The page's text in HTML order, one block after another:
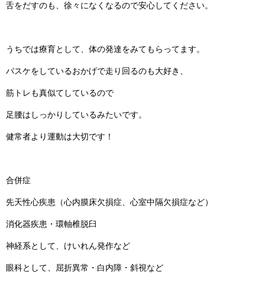
舌をだすのも、徐々になくなるので安心してください。
うちでは療育として、体の発達をみてもらってます。
バスケをしているおかげで走り回るのも大好き、
筋トレも真似てしているので
足腰はしっかりしているみたいです。
健常者より運動は大切です！
合併症
先天性心疾患（心内膜床欠損症、心室中隔欠損症など）
消化器疾患・環軸椎脱臼
神経系として、けいれん発作など
眼科として、屈折異常・白内障・斜視など